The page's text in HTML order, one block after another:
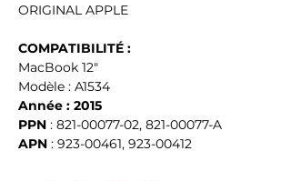
ORIGINAL APPLE
COMPATIBILITÉ :
MacBook 12"
Modèle : A1534
Année : 2015
PPN : 821-00077-02, 821-00077-A
APN : 923-00461, 923-00412